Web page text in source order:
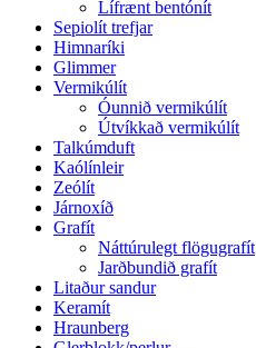
Lífrænt bentónít
Sepiolít trefjar
Himnaríki
Glimmer
Vermikúlít
Óunnið vermikúlít
Útvíkkað vermikúlít
Talkúmduft
Kaólínleir
Zeólít
Járnoxíð
Grafít
Náttúrulegt flögugrafít
Jarðbundið grafít
Litaður sandur
Keramít
Hraunberg